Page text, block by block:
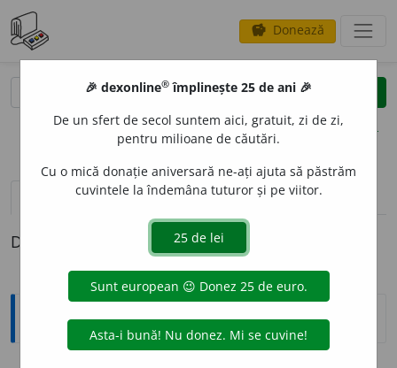
savings Donează
clear
opțiuni
definiții (1) pronunțievolume_up (1)
Definiția cu ID-ul 448262:
Explicative DEX
🎉 dexonline® împlinește 25 de ani 🎉
De un sfert de secol suntem aici, gratuit, zi de zi,
pentru milioane de căutări.
Cu o mică donație aniversară ne-ați ajuta să păstrăm
cuvintele la îndemâna tuturor și pe viitor.